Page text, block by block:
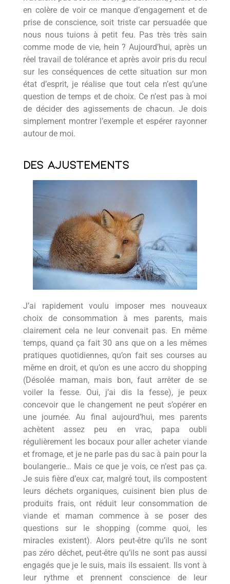
en colère de voir ce manque d’engagement et de
prise de conscience, soit triste car persuadée que
nous nous tuions à petit feu. Pas très très sain
comme mode de vie, hein ? Aujourd’hui, après un
réel travail de tolérance et après avoir pris du recul
sur les conséquences de cette situation sur mon
état d’esprit, je réalise que tout cela n’est qu’une
question de temps et de choix. Ce n’est pas à moi
de décider des agissements de chacun. Je dois
simplement montrer l’exemple et espérer rayonner
autour de moi.
Des ajustements
J’ai rapidement voulu imposer mes nouveaux
choix de consommation à mes parents, mais
clairement cela ne leur convenait pas. En même
temps, quand ça fait 30 ans que on a les mêmes
pratiques quotidiennes, qu’on fait ses courses au
même en droit, et qu’on es une accro du shopping
(Désolée maman, mais bon, faut arrêter de se
voiler la fesse. Oui, j’ai dis la fesse), je peux
concevoir que le changement ne peut s’opérer en
une journée. Au final aujourd’hui, mes parents
achètent assez peu en vrac, papa oubli
régulièrement les bocaux pour aller acheter viande
et fromage, et je ne parle pas du sac à pain pour la
boulangerie… Mais ce que je vois, ce n’est pas ça.
Je suis fière d’eux car, malgré tout, ils compostent
leurs déchets organiques, cuisinent bien plus de
produits frais, ont réduit leur consommation de
viande et maman commence à se poser des
questions sur le shopping (comme quoi, les
miracles existent). Alors peut-être qu’ils ne sont
pas zéro déchet, peut-être qu’ils ne sont pas aussi
engagés que je le suis, mais ils essaient. Ils vont à
leur rythme et prennent conscience de leur